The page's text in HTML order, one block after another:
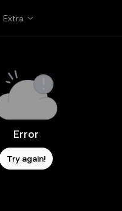
Extra
Error
Try again!